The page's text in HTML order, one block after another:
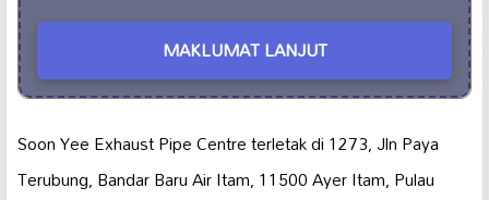
MAKLUMAT LANJUT
Soon Yee Exhaust Pipe Centre terletak di 1273, Jln Paya
Terubung, Bandar Baru Air Itam, 11500 Ayer Itam, Pulau